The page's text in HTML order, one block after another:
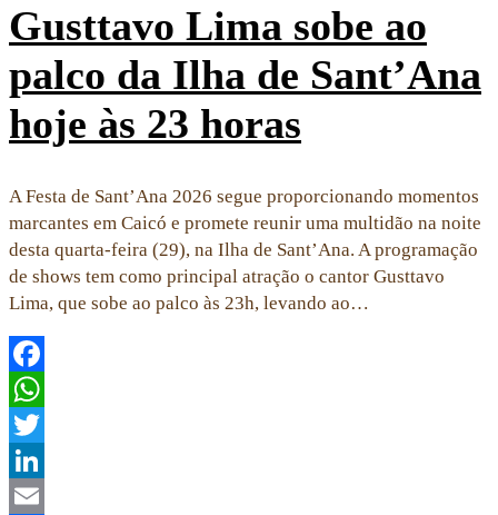
Gusttavo Lima sobe ao
palco da Ilha de Sant’Ana
hoje às 23 horas
A Festa de Sant’Ana 2026 segue proporcionando momentos
marcantes em Caicó e promete reunir uma multidão na noite
desta quarta-feira (29), na Ilha de Sant’Ana. A programação
de shows tem como principal atração o cantor Gusttavo
Lima, que sobe ao palco às 23h, levando ao…
Facebook
WhatsApp
Twitter
LinkedIn